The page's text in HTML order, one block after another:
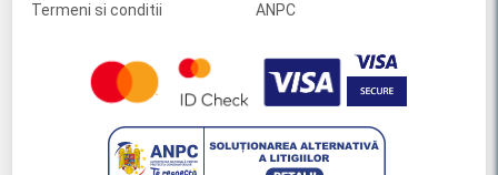
Termeni si conditii
ANPC